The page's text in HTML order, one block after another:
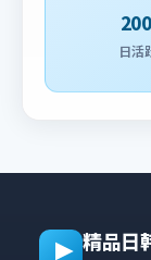
日活
精品日